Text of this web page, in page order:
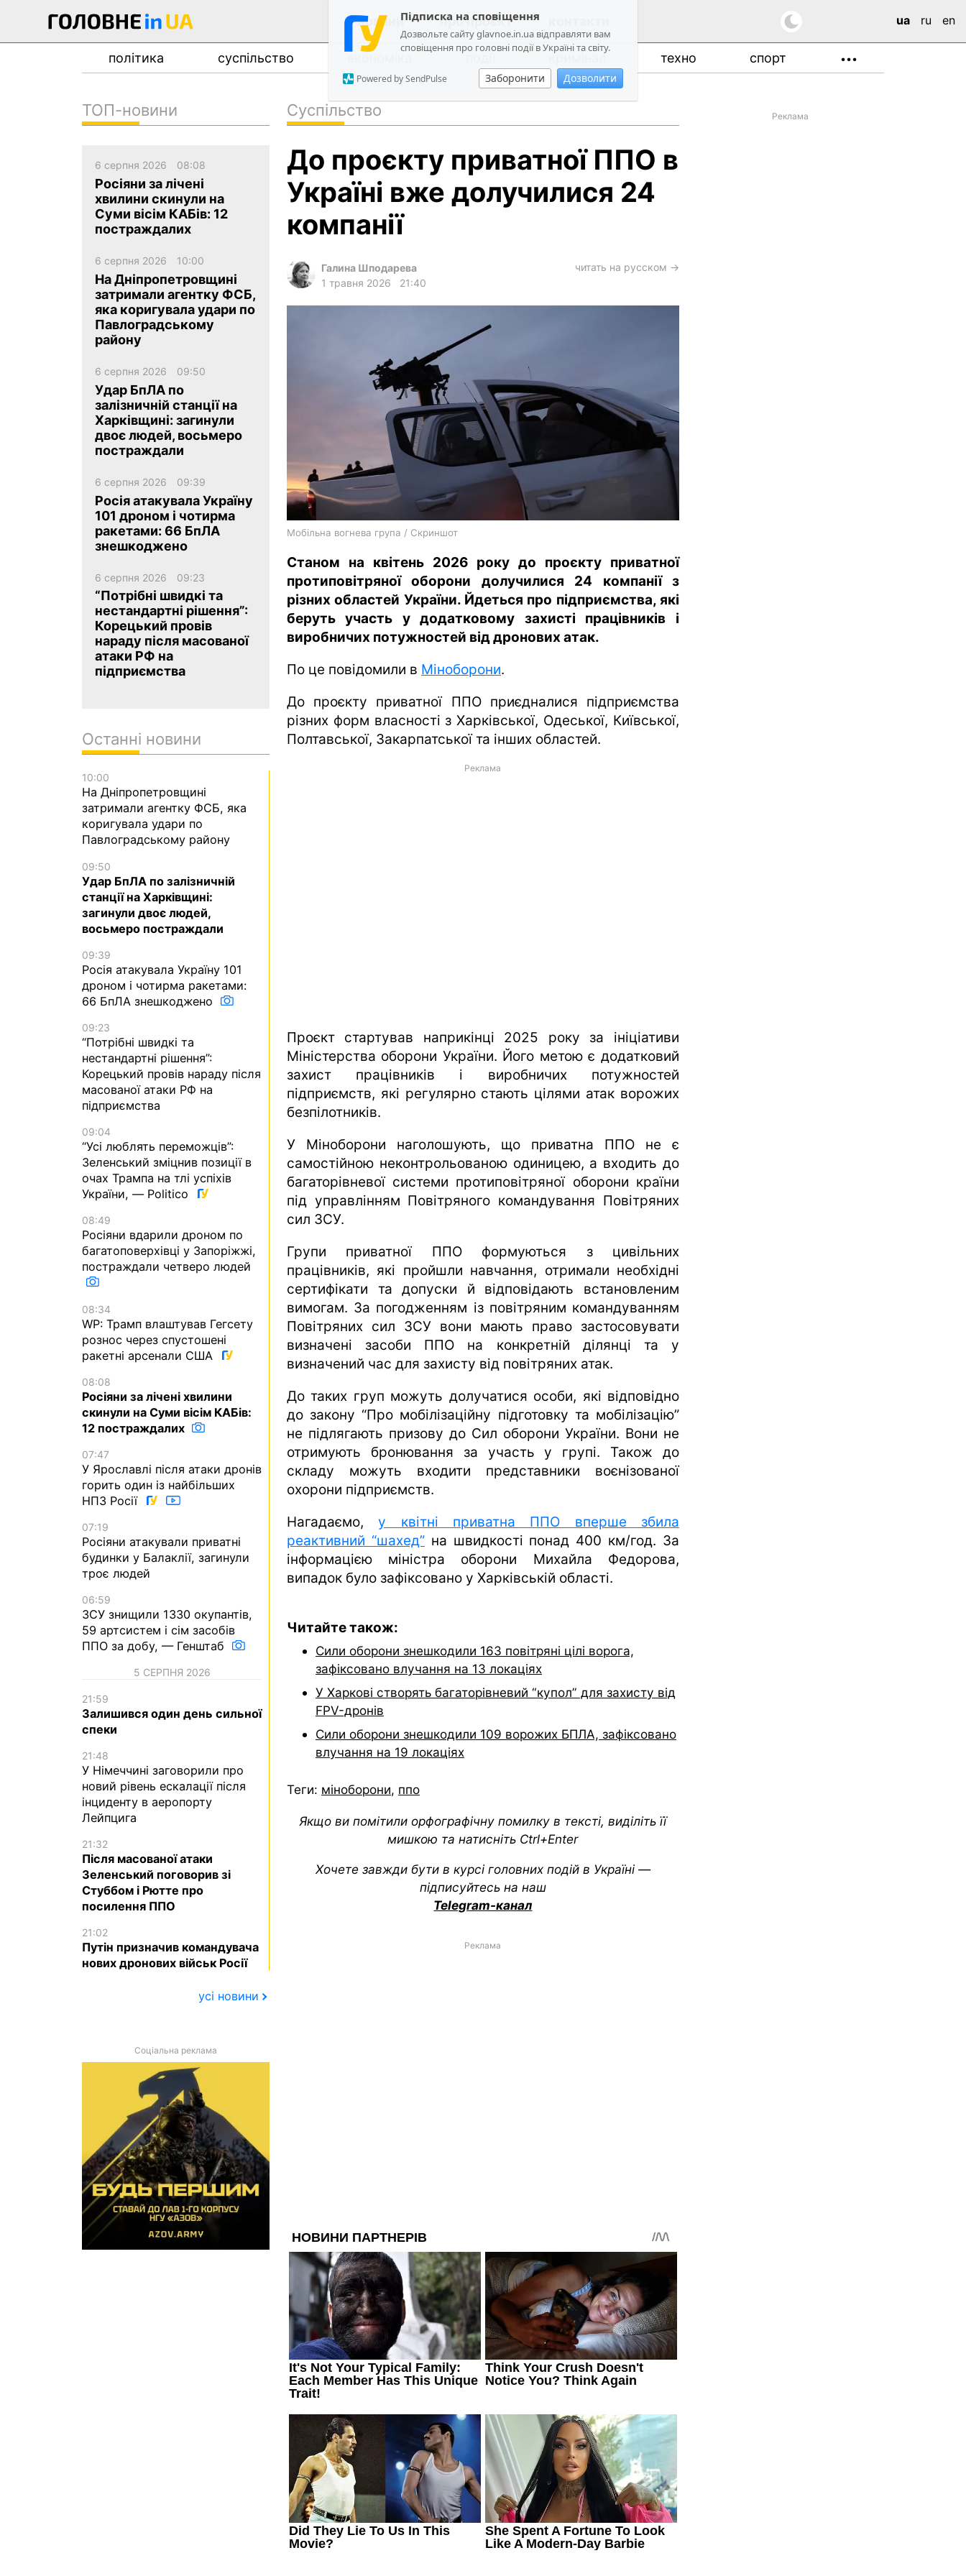
Підписка на сповіщення
Дозвольте сайту glavnoe.in.ua відправляти вам
сповіщення про головні події в Україні та світу.
Заборонити Дозволити
Powered by SendPulse
новини про проєкт ua ru en
політика суспільство кримінал техно спорт •••
політика
суспільство
події
лонгріди
харків
gambling
en
Суспільство
До проєкту приватної ППО в
Україні вже долучилися 24
компанії
Галина Шподарева
1 травня 2026
21:40
читать на русском →
Мобільна вогнева група / Скриншот
Станом на квітень 2026 року до проєкту приватної
протиповітряної оборони долучилися 24 компанії з
різних областей України. Йдеться про підприємства, які
беруть участь у додатковому захисті працівників і
виробничих потужностей від дронових атак.
По це повідомили в Міноборони.
До проєкту приватної ППО приєдналися підприємства
різних форм власності з Харківської, Одеської, Київської,
Полтавської, Закарпатської та інших областей.
Реклама
Проєкт стартував наприкінці 2025 року за ініціативи
Міністерства оборони України. Його метою є додатковий
захист працівників і виробничих потужностей
підприємств, які регулярно стають цілями атак ворожих
безпілотників.
У Міноборони наголошують, що приватна ППО не є
самостійною неконтрольованою одиницею, а входить до
багаторівневої системи протиповітряної оборони країни
під управлінням Повітряного командування Повітряних
сил ЗСУ.
Групи приватної ППО формуються з цивільних
працівників, які пройшли навчання, отримали необхідні
сертифікати та допуски й відповідають встановленим
вимогам. За погодженням із повітряним командуванням
Повітряних сил ЗСУ вони мають право застосовувати
визначені засоби ППО на конкретній ділянці та у
визначений час для захисту від повітряних атак.
До таких груп можуть долучатися особи, які відповідно
до закону “Про мобілізаційну підготовку та мобілізацію”
не підлягають призову до Сил оборони України. Вони не
отримують бронювання за участь у групі. Також до
складу можуть входити представники воєнізованої
охорони підприємств.
Нагадаємо,у квітні приватна ППО вперше збила
реактивний “шахед”на швидкості понад 400 км/год. За
інформацією міністра оборони Михайла Федорова,
випадок було зафіксовано у Харківській області.
Читайте також:
Сили оборони знешкодили 163 повітряні цілі ворога,
зафіксовано влучання на 13 локаціях
У Харкові створять багаторівневий “купол” для захисту від
FPV-дронів
Сили оборони знешкодили 109 ворожих БПЛА, зафіксовано
влучання на 19 локаціях
Теги: міноборони, ппо
Якщо ви помітили орфографічну помилку в тексті, виділіть її
мишкою та натисніть Ctrl+Enter
Хочете завжди бути в курсі головних подій в Україні —
підписуйтесь на наш
Telegram-канал
Реклама
Реклама
ТОП-новини
6 серпня 2026 08:08
Росіяни за лічені
хвилини скинули на
Суми вісім КАБів: 12
постраждалих
6 серпня 2026 10:00
На Дніпропетровщині
затримали агентку ФСБ,
яка коригувала удари по
Павлоградському
району
6 серпня 2026 09:50
Удар БпЛА по
залізничній станції на
Харківщині: загинули
двоє людей, восьмеро
постраждали
6 серпня 2026 09:39
Росія атакувала Україну
101 дроном і чотирма
ракетами: 66 БпЛА
знешкоджено
6 серпня 2026 09:23
“Потрібні швидкі та
нестандартні рішення”:
Корецький провів
нараду після масованої
атаки РФ на
підприємства
Останні новини
10:00
На Дніпропетровщині
затримали агентку ФСБ, яка
коригувала удари по
Павлоградському району
09:50
Удар БпЛА по залізничній
станції на Харківщині:
загинули двоє людей,
восьмеро постраждали
09:39
Росія атакувала Україну 101
дроном і чотирма ракетами:
66 БпЛА знешкоджено
09:23
“Потрібні швидкі та
нестандартні рішення”:
Корецький провів нараду після
масованої атаки РФ на
підприємства
09:04
“Усі люблять переможців”:
Зеленський зміцнив позиції в
очах Трампа на тлі успіхів
України, — Politico
08:49
Росіяни вдарили дроном по
багатоповерхівці у Запоріжжі,
постраждали четверо людей
08:34
WP: Трамп влаштував Гегсету
рознос через спустошені
ракетні арсенали США
08:08
Росіяни за лічені хвилини
скинули на Суми вісім КАБів:
12 постраждалих
07:47
У Ярославлі після атаки дронів
горить один із найбільших
НПЗ Росії
07:19
Росіяни атакували приватні
будинки у Балаклії, загинули
троє людей
06:59
ЗСУ знищили 1330 окупантів,
59 артсистем і сім засобів
ППО за добу, — Генштаб
5 СЕРПНЯ 2026
21:59
Залишився один день сильної
спеки
21:48
У Німеччині заговорили про
новий рівень ескалації після
інциденту в аеропорту
Лейпцига
21:32
Після масованої атаки
Зеленський поговорив зі
Стуббом і Рютте про
посилення ППО
21:02
Путін призначив командувача
нових дронових військ Росії
усі новини
Соціальна реклама